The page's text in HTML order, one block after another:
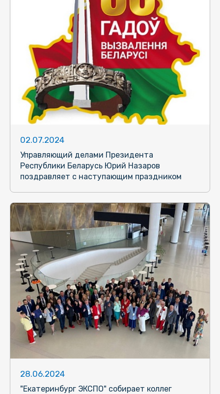
02.07.2024
Управляющий делами Президента
Республики Беларусь Юрий Назаров
поздравляет с наступающим праздником
28.06.2024
"Екатеринбург ЭКСПО" собирает коллег